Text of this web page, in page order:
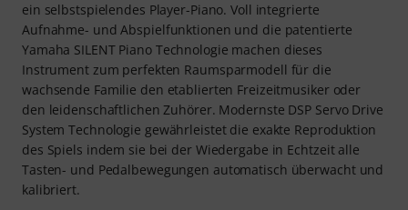
ein selbstspielendes Player-Piano. Voll integrierte
Aufnahme- und Abspielfunktionen und die patentierte
Yamaha SILENT Piano Technologie machen dieses
Instrument zum perfekten Raumsparmodell für die
wachsende Familie den etablierten Freizeitmusiker oder
den leidenschaftlichen Zuhörer. Modernste DSP Servo Drive
System Technologie gewährleistet die exakte Reproduktion
des Spiels indem sie bei der Wiedergabe in Echtzeit alle
Tasten- und Pedalbewegungen automatisch überwacht und
kalibriert.